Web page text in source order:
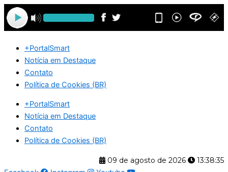
Ir
para
o
+PortalSmart
Notícia em Destaque
Contato
Política de Cookies (BR)
+PortalSmart
Notícia em Destaque
Contato
Política de Cookies (BR)
09 de agosto de 2026
13:38:35